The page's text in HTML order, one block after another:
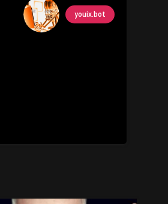
youix.bot